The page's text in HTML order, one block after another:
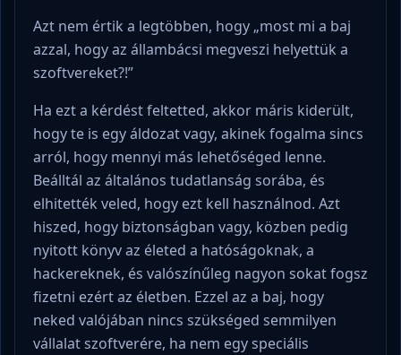
Azt nem értik a legtöbben, hogy „most mi a baj
azzal, hogy az állambácsi megveszi helyettük a
szoftvereket?!”
Ha ezt a kérdést feltetted, akkor máris kiderült,
hogy te is egy áldozat vagy, akinek fogalma sincs
arról, hogy mennyi más lehetőséged lenne.
Beálltál az általános tudatlanság sorába, és
elhitették veled, hogy ezt kell használnod. Azt
hiszed, hogy biztonságban vagy, közben pedig
nyitott könyv az életed a hatóságoknak, a
hackereknek, és valószínűleg nagyon sokat fogsz
fizetni ezért az életben. Ezzel az a baj, hogy
neked valójában nincs szükséged semmilyen
vállalat szoftverére, ha nem egy speciális